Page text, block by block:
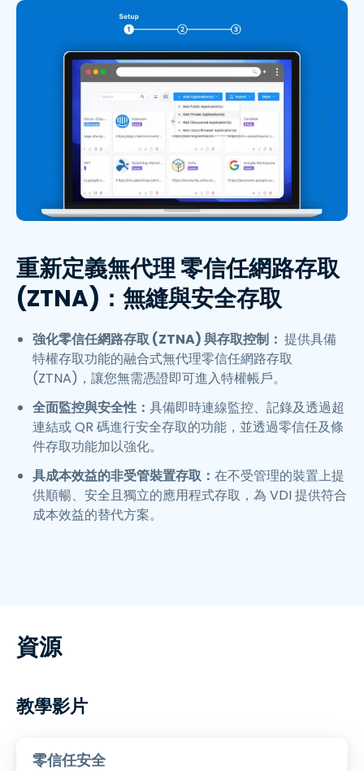
重新定義無代理 零信任網路存取
(ZTNA)：無縫與安全存取
強化零信任網路存取 (ZTNA) 與存取控制： 提供具備
特權存取功能的融合式無代理零信任網路存取
(ZTNA)，讓您無需憑證即可進入特權帳戶。
全面監控與安全性： 具備即時連線監控、記錄及透過超
連結或 QR 碼進行安全存取的功能，並透過零信任及條
件存取功能加以強化。
具成本效益的非受管裝置存取： 在不受管理的裝置上提
供順暢、安全且獨立的應用程式存取，為 VDI 提供符合
成本效益的替代方案。
資源
教學影片
零信任安全